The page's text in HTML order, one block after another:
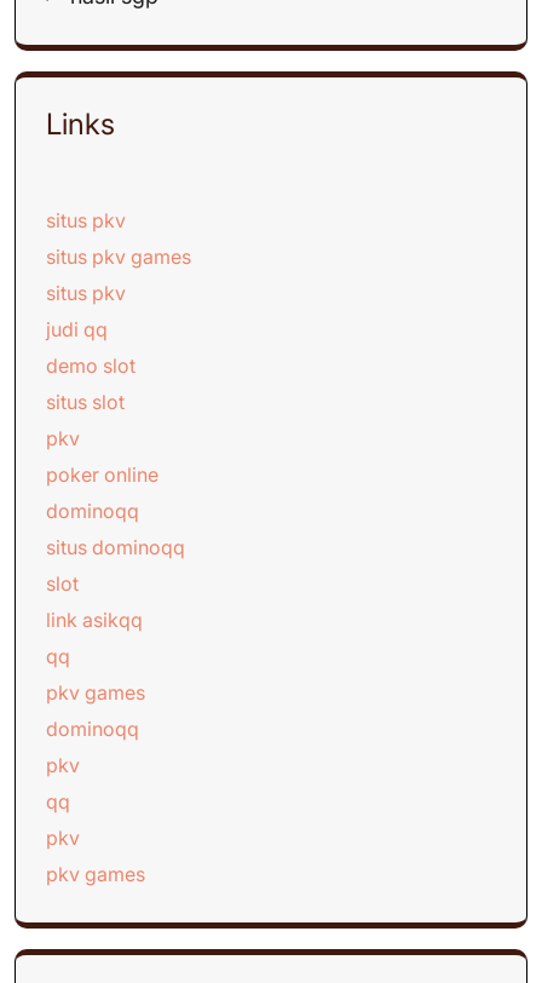
Links
situs pkv
situs pkv games
situs pkv
judi qq
demo slot
situs slot
pkv
poker online
dominoqq
situs dominoqq
slot
link asikqq
qq
pkv games
dominoqq
pkv
qq
pkv
pkv games